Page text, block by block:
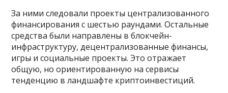
За ними следовали проекты централизованного
финансирования с шестью раундами. Остальные
средства были направлены в блокчейн-
инфраструктуру, децентрализованные финансы,
игры и социальные проекты. Это отражает
общую, но ориентированную на сервисы
тенденцию в ландшафте криптоинвестиций.